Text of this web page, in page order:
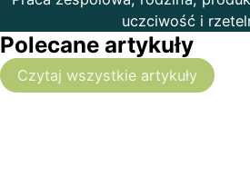
uczciwość i
Polecane artykuły
Czytaj wszystkie artykuły